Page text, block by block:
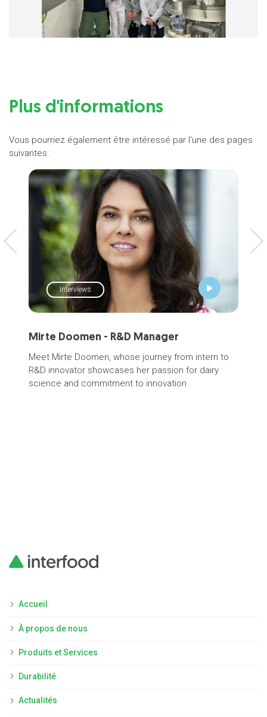
Plus d'informations
Vous pourriez également être intéressé par l'une des pages
suivantes :
Interviews
Mirte Doomen - R&D Manager
Meet Mirte Doomen, whose journey from intern to
R&D innovator showcases her passion for dairy
science and commitment to innovation.
Accueil
À propos de nous
Produits et Services
Durabilité
Actualités